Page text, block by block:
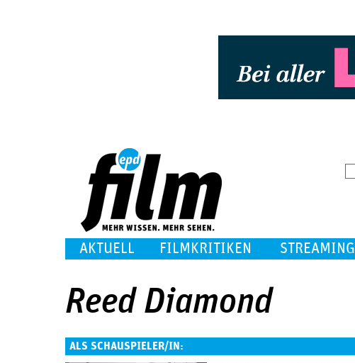
AKTUELL FILMKRITIKEN STREAMING
Reed Diamond
ALS SCHAUSPIELER/IN: